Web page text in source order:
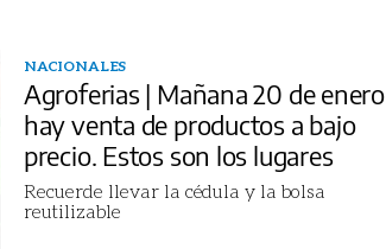
NACIONALES
Agroferias | Mañana 20 de enero
hay venta de productos a bajo
precio. Estos son los lugares
Recuerde llevar la cédula y la bolsa
reutilizable